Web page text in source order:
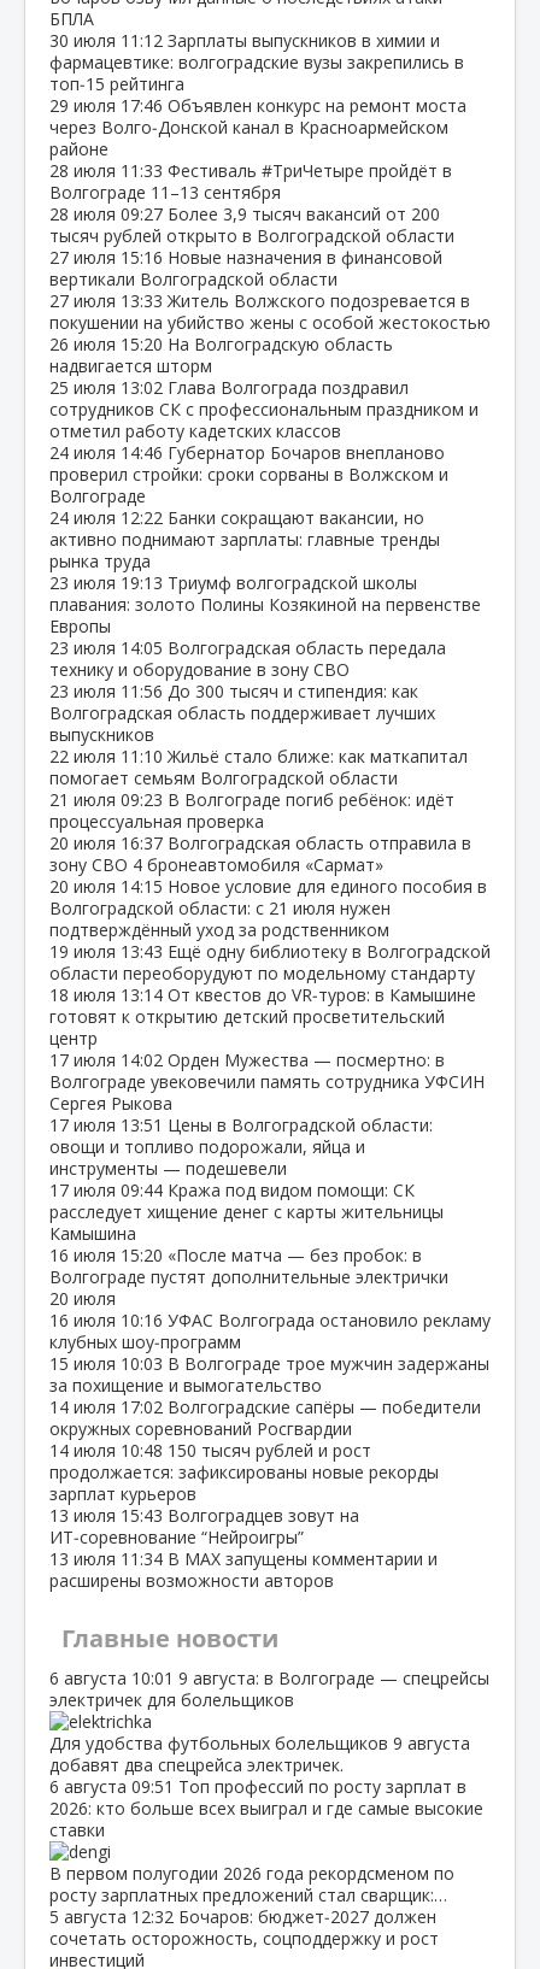
БПЛА
30 июля 11:12 Зарплаты выпускников в химии и
фармацевтике: волгоградские вузы закрепились в
топ‑15 рейтинга
29 июля 17:46 Объявлен конкурс на ремонт моста
через Волго‑Донской канал в Красноармейском
районе
28 июля 11:33 Фестиваль #ТриЧетыре пройдёт в
Волгограде 11–13 сентября
28 июля 09:27 Более 3,9 тысяч вакансий от 200
тысяч рублей открыто в Волгоградской области
27 июля 15:16 Новые назначения в финансовой
вертикали Волгоградской области
27 июля 13:33 Житель Волжского подозревается в
покушении на убийство жены с особой жестокостью
26 июля 15:20 На Волгоградскую область
надвигается шторм
25 июля 13:02 Глава Волгограда поздравил
сотрудников СК с профессиональным праздником и
отметил работу кадетских классов
24 июля 14:46 Губернатор Бочаров внепланово
проверил стройки: сроки сорваны в Волжском и
Волгограде
24 июля 12:22 Банки сокращают вакансии, но
активно поднимают зарплаты: главные тренды
рынка труда
23 июля 19:13 Триумф волгоградской школы
плавания: золото Полины Козякиной на первенстве
Европы
23 июля 14:05 Волгоградская область передала
технику и оборудование в зону СВО
23 июля 11:56 До 300 тысяч и стипендия: как
Волгоградская область поддерживает лучших
выпускников
22 июля 11:10 Жильё стало ближе: как маткапитал
помогает семьям Волгоградской области
21 июля 09:23 В Волгограде погиб ребёнок: идёт
процессуальная проверка
20 июля 16:37 Волгоградская область отправила в
зону СВО 4 бронеавтомобиля «Сармат»
20 июля 14:15 Новое условие для единого пособия в
Волгоградской области: с 21 июля нужен
подтверждённый уход за родственником
19 июля 13:43 Ещё одну библиотеку в Волгоградской
области переоборудуют по модельному стандарту
18 июля 13:14 От квестов до VR‑туров: в Камышине
готовят к открытию детский просветительский
центр
17 июля 14:02 Орден Мужества — посмертно: в
Волгограде увековечили память сотрудника УФСИН
Сергея Рыкова
17 июля 13:51 Цены в Волгоградской области:
овощи и топливо подорожали, яйца и
инструменты — подешевели
17 июля 09:44 Кража под видом помощи: СК
расследует хищение денег с карты жительницы
Камышина
16 июля 15:20 «После матча — без пробок: в
Волгограде пустят дополнительные электрички
20 июля
16 июля 10:16 УФАС Волгограда остановило рекламу
клубных шоу‑программ
15 июля 10:03 В Волгограде трое мужчин задержаны
за похищение и вымогательство
14 июля 17:02 Волгоградские сапёры — победители
окружных соревнований Росгвардии
14 июля 10:48 150 тысяч рублей и рост
продолжается: зафиксированы новые рекорды
зарплат курьеров
13 июля 15:43 Волгоградцев зовут на
ИТ‑соревнование “Нейроигры”
13 июля 11:34 В МАХ запущены комментарии и
расширены возможности авторов
Главные новости
6 августа 10:01 9 августа: в Волгограде — спецрейсы
электричек для болельщиков
Для удобства футбольных болельщиков 9 августа
добавят два спецрейса электричек.
6 августа 09:51 Топ профессий по росту зарплат в
2026: кто больше всех выиграл и где самые высокие
ставки
В первом полугодии 2026 года рекордсменом по
росту зарплатных предложений стал сварщик:…
5 августа 12:32 Бочаров: бюджет‑2027 должен
сочетать осторожность, соцподдержку и рост
инвестиций